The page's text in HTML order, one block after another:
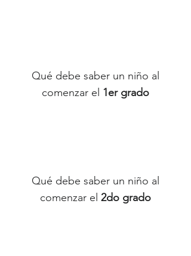
Qué debe saber un niño al
comenzar el 1er grado
Qué debe saber un niño al
comenzar el 2do grado